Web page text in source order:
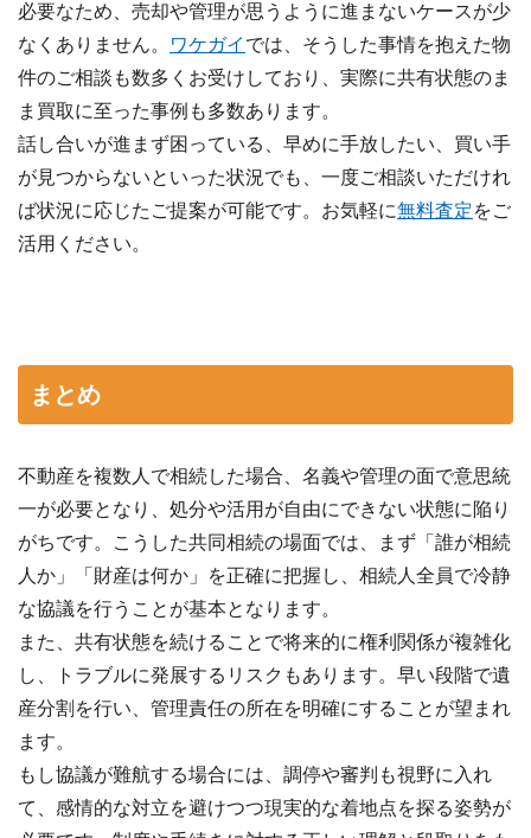
必要なため、売却や管理が思うように進まないケースが少
なくありません。
ワケガイ では、そうした事情を抱えた物
件のご相談も数多くお受けしており、実際に共有状態のま
ま買取に至った事例も多数あります。
話し合いが進まず困っている、早めに手放したい、買い手
が見つからないといった状況でも、一度ご相談いただけれ
ば状況に応じたご提案が可能です。お気軽に無料査定をご
活用ください。
まとめ
不動産を複数人で相続した場合、名義や管理の面で意思統
一が必要となり、処分や活用が自由にできない状態に陥り
がちです。こうした共同相続の場面では、まず「誰が相続
人か」「財産は何か」を正確に把握し、相続人全員で冷静
な協議を行うことが基本となります。
また、共有状態を続けることで将来的に権利関係が複雑化
し、トラブルに発展するリスクもあります。早い段階で遺
産分割を行い、管理責任の所在を明確にすることが望まれ
ます。
もし協議が難航する場合には、調停や審判も視野に入れ
て、感情的な対立を避けつつ現実的な着地点を探る姿勢が